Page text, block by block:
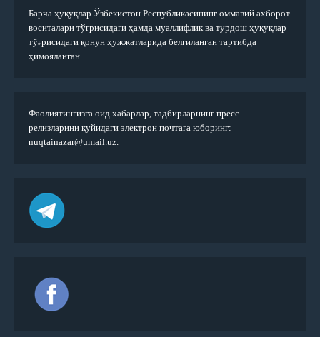
Барча ҳуқуқлар Ўзбекистон Республикасининг оммавий ахборот
воситалари тўғрисидаги ҳамда муаллифлик ва турдош ҳуқуқлар
тўғрисидаги қонун ҳужжатларида белгиланган тартибда
ҳимояланган.
Фаолиятингизга оид хабарлар, тадбирларнинг пресс-
релизларини қуйидаги электрон почтага юборинг:
nuqtainazar@umail.uz.